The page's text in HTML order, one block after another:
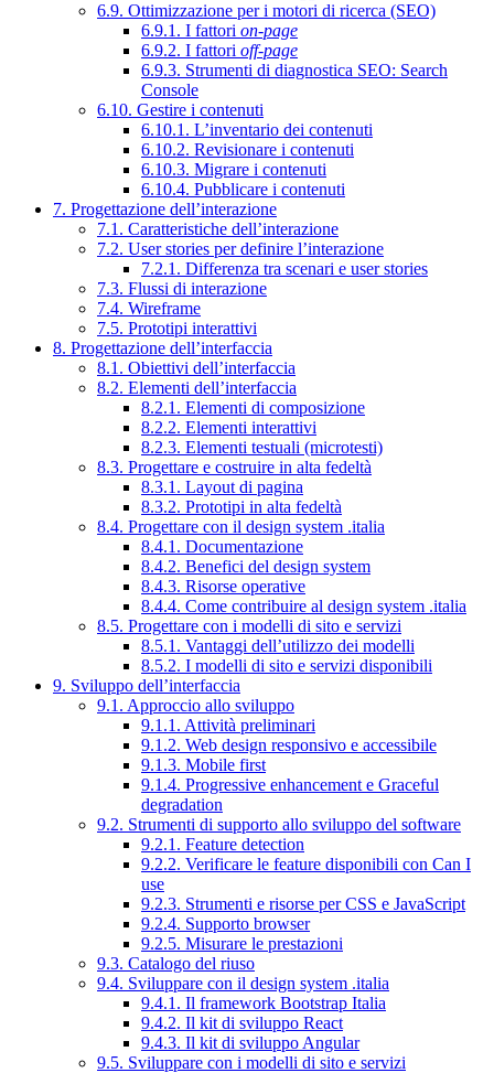
6.9. Ottimizzazione per i motori di ricerca (SEO)
6.9.1. I fattori on-page
6.9.2. I fattori off-page
6.9.3. Strumenti di diagnostica SEO: Search
Console
6.10. Gestire i contenuti
6.10.1. L’inventario dei contenuti
6.10.2. Revisionare i contenuti
6.10.3. Migrare i contenuti
6.10.4. Pubblicare i contenuti
7. Progettazione dell’interazione
7.1. Caratteristiche dell’interazione
7.2. User stories per definire l’interazione
7.2.1. Differenza tra scenari e user stories
7.3. Flussi di interazione
7.4. Wireframe
7.5. Prototipi interattivi
8. Progettazione dell’interfaccia
8.1. Obiettivi dell’interfaccia
8.2. Elementi dell’interfaccia
8.2.1. Elementi di composizione
8.2.2. Elementi interattivi
8.2.3. Elementi testuali (microtesti)
8.3. Progettare e costruire in alta fedeltà
8.3.1. Layout di pagina
8.3.2. Prototipi in alta fedeltà
8.4. Progettare con il design system .italia
8.4.1. Documentazione
8.4.2. Benefici del design system
8.4.3. Risorse operative
8.4.4. Come contribuire al design system .italia
8.5. Progettare con i modelli di sito e servizi
8.5.1. Vantaggi dell’utilizzo dei modelli
8.5.2. I modelli di sito e servizi disponibili
9. Sviluppo dell’interfaccia
9.1. Approccio allo sviluppo
9.1.1. Attività preliminari
9.1.2. Web design responsivo e accessibile
9.1.3. Mobile first
9.1.4. Progressive enhancement e Graceful
degradation
9.2. Strumenti di supporto allo sviluppo del software
9.2.1. Feature detection
9.2.2. Verificare le feature disponibili con Can I
use
9.2.3. Strumenti e risorse per CSS e JavaScript
9.2.4. Supporto browser
9.2.5. Misurare le prestazioni
9.3. Catalogo del riuso
9.4. Sviluppare con il design system .italia
9.4.1. Il framework Bootstrap Italia
9.4.2. Il kit di sviluppo React
9.4.3. Il kit di sviluppo Angular
9.5. Sviluppare con i modelli di sito e servizi